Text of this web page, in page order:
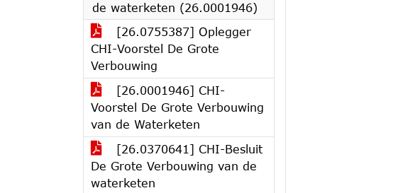
de waterketen (26.0001946)
[26.0755387] Oplegger
CHI-Voorstel De Grote
Verbouwing
[26.0001946] CHI-
Voorstel De Grote Verbouwing
van de Waterketen
[26.0370641] CHI-Besluit
De Grote Verbouwing van de
waterketen